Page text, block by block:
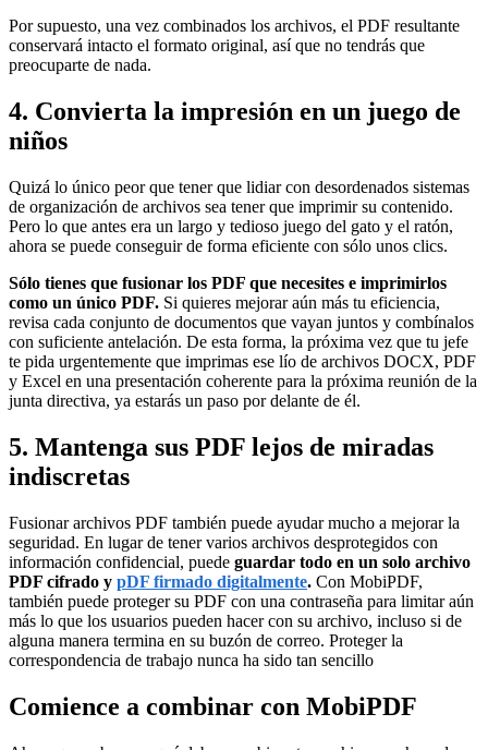
Por supuesto, una vez combinados los archivos, el PDF resultante
conservará intacto el formato original, así que no tendrás que
preocuparte de nada.
4. Convierta la impresión en un juego de
niños
Quizá lo único peor que tener que lidiar con desordenados sistemas
de organización de archivos sea tener que imprimir su contenido.
Pero lo que antes era un largo y tedioso juego del gato y el ratón,
ahora se puede conseguir de forma eficiente con sólo unos clics.
Sólo tienes que fusionar los PDF que necesites e imprimirlos
como un único PDF. Si quieres mejorar aún más tu eficiencia,
revisa cada conjunto de documentos que vayan juntos y combínalos
con suficiente antelación. De esta forma, la próxima vez que tu jefe
te pida urgentemente que imprimas ese lío de archivos DOCX, PDF
y Excel en una presentación coherente para la próxima reunión de la
junta directiva, ya estarás un paso por delante de él.
5. Mantenga sus PDF lejos de miradas
indiscretas
Fusionar archivos PDF también puede ayudar mucho a mejorar la
seguridad. En lugar de tener varios archivos desprotegidos con
información confidencial, puede guardar todo en un solo archivo
PDF cifrado y pDF firmado digitalmente. Con MobiPDF,
también puede proteger su PDF con una contraseña para limitar aún
más lo que los usuarios pueden hacer con su archivo, incluso si de
alguna manera termina en su buzón de correo. Proteger la
correspondencia de trabajo nunca ha sido tan sencillo
Comience a combinar con MobiPDF